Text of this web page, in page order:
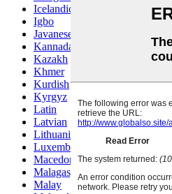
Icelandic
Igbo
Javanese
Kannada
Kazakh
Khmer
Kurdish
Kyrgyz
Latin
Latvian
Lithuanian
Luxembou..
Macedonian
Malagasy
Malay